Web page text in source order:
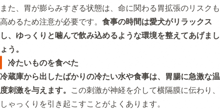
また、胃が膨らみすぎる状態は、命に関わる胃拡張のリスクも
高めるため注意が必要です。 食事の時間は愛犬がリラックス
し、ゆっくりと噛んで飲み込めるような環境を整えてあげまし
ょう。
冷たいものを食べた
冷蔵庫から出したばかりの冷たい水や食事は、胃腸に急激な温
度刺激を与えます。 この刺激が神経を介して横隔膜に伝わり、
しゃっくりを引き起こすことがよくあります。